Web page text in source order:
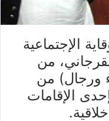
الإجتماعية
من
ورجال) من
الإقامات